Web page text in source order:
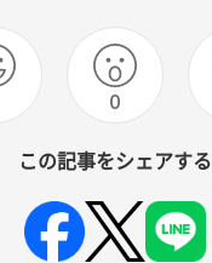
0
この記事をシェアする